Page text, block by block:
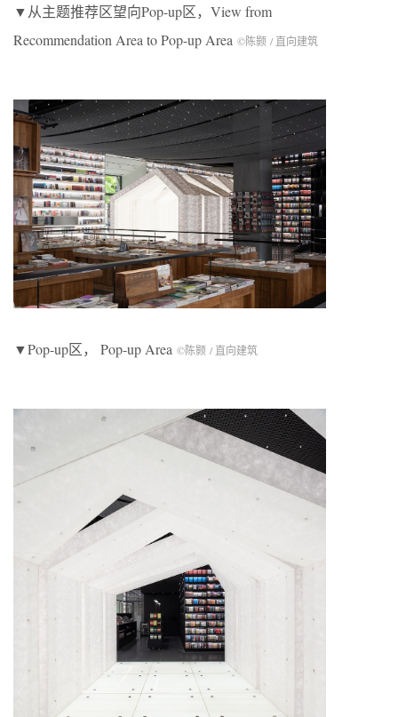
▼从主题推荐区望向Pop-up区，View from
Recommendation Area to Pop-up Area ©陈颢 / 直向建筑
▼Pop-up区， Pop-up Area ©陈颢 / 直向建筑